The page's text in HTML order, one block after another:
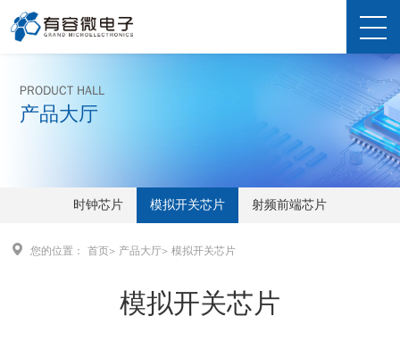
PRODUCT HALL
产品大厅
时钟芯片 模拟开关芯片 射频前端芯片
您的位置： 首页> 产品大厅> 模拟开关芯片
模拟开关芯片